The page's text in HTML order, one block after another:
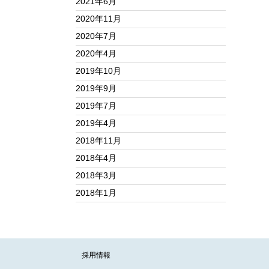
2020年11月
2020年7月
2020年4月
2019年10月
2019年9月
2019年7月
2019年4月
2018年11月
2018年4月
2018年3月
2018年1月
採用情報